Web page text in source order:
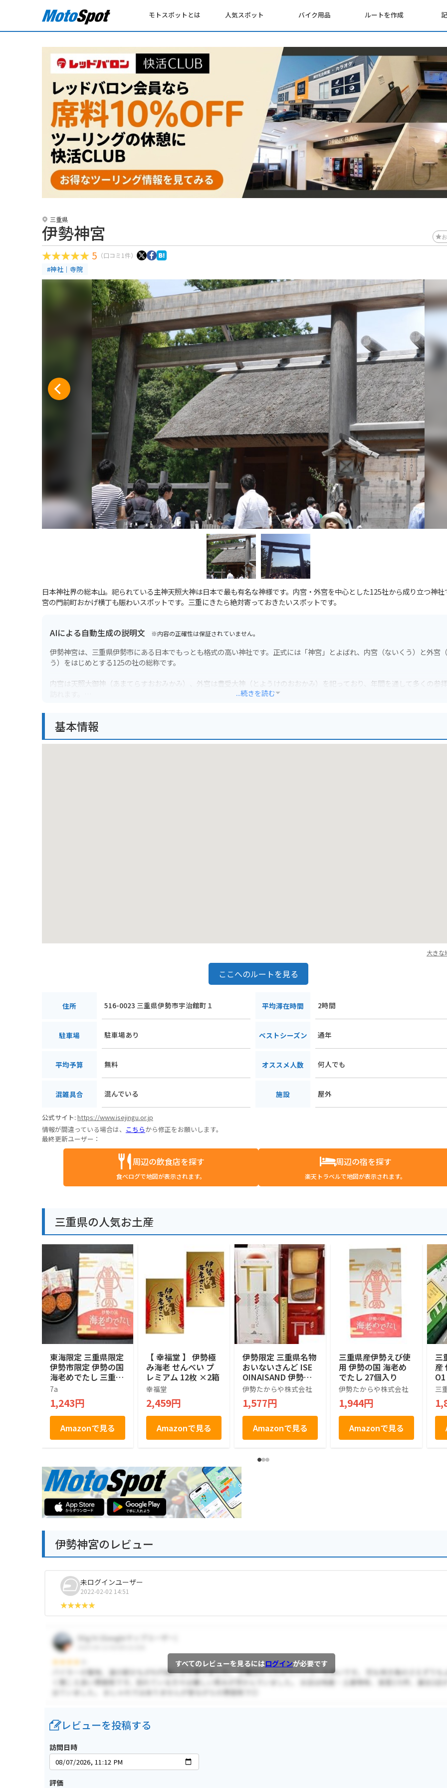
モトスポットとは 人気スポット バイク用品 ルートを作成
三重県
伊勢神宮
5 （口コミ1件）
#神社｜寺院
日本神社界の総本山。祀られている主神天照大神は日本で最も有名な神様です。内宮・外宮を中心とした125社から成り立つ神社
宮の門前町おかげ横丁も賑わいスポットです。三重にきたら絶対寄っておきたいスポットです。
AIによる自動生成の説明文 ※内容の正確性は保証されていません。
伊勢神宮は、三重県伊勢市にある日本でもっとも格式の高い神社です。正式には「神宮」とよばれ、内宮（ないくう）と外宮
う）をはじめとする125の社の総称です。
内宮は天照大御神（あまてらすおおみかみ）、外宮は豊受大神（とようけのおおかみ）を祀っており、年間を通して多くの参
きます。バイクで訪れる場合は、伊勢神宮周辺に点在する無料駐車場を利用するのが便利です。神宮内は駐車禁止なので、周辺
...続きを読む
基本情報
大きな
ここへのルートを見る
住所 516-0023 三重県伊勢市宇治館町１ 平均滞在時間 2時間
駐車場 駐車場あり ベストシーズン 通年
平均予算 無料 オススメ人数 何人でも
混雑具合 混んでいる 施設 屋外
公式サイト:https://www.isejingu.or.jp
情報が間違っている場合は、 こちらから修正をお願いします。
最終更新ユーザー：
周辺の飲食店を探す
食べログで地図が表示されます。
周辺の宿を探す
楽天トラベルで地図が表示されます。
三重県の人気お土産
東海限定 三重県限定
伊勢市限定 伊勢の国
海老めでたし 三重県
産伊勢えび使用 ISE
EBI SENBEI 焼菓子 1
4個 煎餅 せんべい
7a
1,243円
Amazonで見る
【 幸福堂 】 伊勢極
み海老 せんべい プ
レミアム 12枚 ×2箱
幸福堂
2,459円
Amazonで見る
伊勢限定 三重県名物
おいないさんど ISE
OINAISAND 伊勢土
産 BUTTER SAND 焼
菓子 5個
伊勢たからや株式会社
1,577円
Amazonで見る
三重県産伊勢えび使
用 伊勢の国 海老め
でたし 27個入り
伊勢たからや株式会社
1,944円
Amazonで見る
三
産
ラ
産
T
9
三
伊勢神宮のレビュー
未ログインユーザー
2022-02-02 14:51
すべてのレビューを見るにはログインが必要です
レビューを投稿する
訪問日時
評価